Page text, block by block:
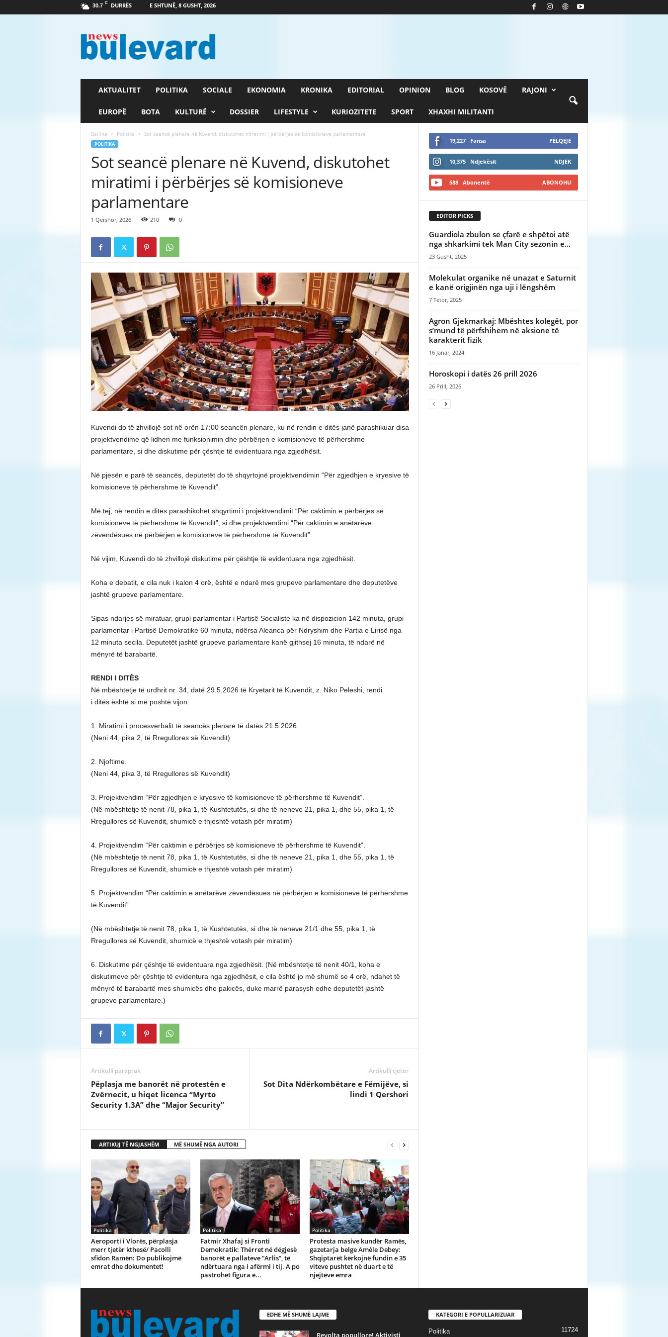
30.7 C DURRËS E SHTUNË, 8 GUSHT, 2026
a
AKTUALITET POLITIKA SOCIALE EKONOMIA KRONIKA EDITORIAL OPINION BLOG KOSOVË RAJONI
EUROPË BOTA KULTURË DOSSIER LIFESTYLE KURIOZITETE SPORT XHAXHI MILITANTI
Ballina Politika Sot seancë plenare në Kuvend, diskutohet miratimi i përbërjes së komisioneve parlamentare
POLITIKA
Sot seancë plenare në Kuvend, diskutohet
miratimi i përbërjes së komisioneve
parlamentare
1 Qershor, 2026 210 0
Kuvendi do të zhvillojë sot në orën 17:00 seancën plenare, ku në rendin e ditës janë parashikuar disa
projektvendime që lidhen me funksionimin dhe përbërjen e komisioneve të përhershme
parlamentare, si dhe diskutime për çështje të evidentuara nga zgjedhësit.
Në pjesën e parë të seancës, deputetët do të shqyrtojnë projektvendimin “Për zgjedhjen e kryesive të
komisioneve të përhershme të Kuvendit”.
Më tej, në rendin e ditës parashikohet shqyrtimi i projektvendimit “Për caktimin e përbërjes së
komisioneve të përhershme të Kuvendit”, si dhe projektvendimi “Për caktimin e anëtarëve
zëvendësues në përbërjen e komisioneve të përhershme të Kuvendit”.
Në vijim, Kuvendi do të zhvillojë diskutime për çështje të evidentuara nga zgjedhësit.
Koha e debatit, e cila nuk i kalon 4 orë, është e ndarë mes grupeve parlamentare dhe deputetëve
jashtë grupeve parlamentare.
Sipas ndarjes së miratuar, grupi parlamentar i Partisë Socialiste ka në dispozicion 142 minuta, grupi
parlamentar i Partisë Demokratike 60 minuta, ndërsa Aleanca për Ndryshim dhe Partia e Lirisë nga
12 minuta secila. Deputetët jashtë grupeve parlamentare kanë gjithsej 16 minuta, të ndarë në
mënyrë të barabartë.
RENDI I DITËS
Në mbështetje të urdhrit nr. 34, datë 29.5.2026 të Kryetarit të Kuvendit, z. Niko Peleshi, rendi
i ditës është si më poshtë vijon:
1. Miratimi i procesverbalit të seancës plenare të datës 21.5.2026.
(Neni 44, pika 2, të Rregullores së Kuvendit)
2. Njoftime.
(Neni 44, pika 3, të Rregullores së Kuvendit)
3. Projektvendim “Për zgjedhjen e kryesive të komisioneve të përhershme të Kuvendit”.
(Në mbështetje të nenit 78, pika 1, të Kushtetutës, si dhe të neneve 21, pika 1, dhe 55, pika 1, të
Rregullores së Kuvendit, shumicë e thjeshtë votash për miratim)
4. Projektvendim “Për caktimin e përbërjes së komisioneve të përhershme të Kuvendit”.
(Në mbështetje të nenit 78, pika 1, të Kushtetutës, si dhe të neneve 21, pika 1, dhe 55, pika 1, të
Rregullores së Kuvendit, shumicë e thjeshtë votash për miratim)
5. Projektvendim “Për caktimin e anëtarëve zëvendësues në përbërjen e komisioneve të përhershme
të Kuvendit”.
(Në mbështetje të nenit 78, pika 1, të Kushtetutës, si dhe të neneve 21/1 dhe 55, pika 1, të
Rregullores së Kuvendit, shumicë e thjeshtë votash për miratim)
6. Diskutime për çështje të evidentuara nga zgjedhësit. (Në mbështetje të nenit 40/1, koha e
diskutimeve për çështje të evidentura nga zgjedhësit, e cila është jo më shumë se 4 orë, ndahet të
mënyrë të barabartë mes shumicës dhe pakicës, duke marrë parasysh edhe deputetët jashtë
grupeve parlamentare.)
Artikulli paraprak
Pëplasja me banorët në protestën e
Zvërnecit, u hiqet licenca “Myrto
Security 1.3A” dhe “Major Security”
Artikulli tjetër
Sot Dita Ndërkombëtare e Fëmijëve, si
lindi 1 Qershori
ARTIKUJ TË NGJASHËM MË SHUMË NGA AUTORI
Politika
Aeroporti i Vlorës, përplasja
merr tjetër kthesë/ Pacolli
sfidon Ramën: Do publikojmë
emrat dhe dokumentet!
Politika
Fatmir Xhafaj si Fronti
Demokratik: Thërret në dëgjesë
banorët e pallateve “Arlis”, të
ndërtuara nga i afërmi i tij. A po
pastrohet figura e...
Politika
Protesta masive kundër Ramës,
gazetarja belge Amèle Debey:
Shqiptarët kërkojnë fundin e 35
viteve pushtet në duart e të
njëjtëve emra
19,227 Fansa PËLQEJE
10,375 Ndjekësit NDJEK
588 Abonentë ABONOHU
EDITOR PICKS
Guardiola zbulon se çfarë e shpëtoi atë
nga shkarkimi tek Man City sezonin e...
23 Gusht, 2025
Molekulat organike në unazat e Saturnit
e kanë origjinën nga uji i lëngshëm
7 Tetor, 2025
Agron Gjekmarkaj: Mbështes kolegët, por
s’mund të përfshihem në aksione të
karakterit fizik
16 Janar, 2024
Horoskopi i datës 26 prill 2026
26 Prill, 2026
EDHE MË SHUMË LAJME
Revolta popullore! Aktivisti
KATEGORI E POPULLARIZUAR
Politika 11724